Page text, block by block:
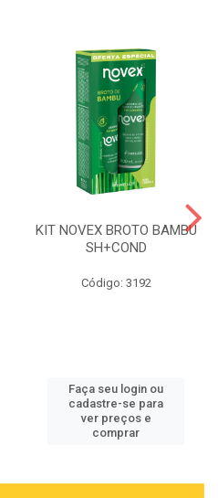
KIT NOVEX BROTO BAMBU
SH+COND
Código: 3192
Faça seu login ou
cadastre-se para
ver preços e
comprar